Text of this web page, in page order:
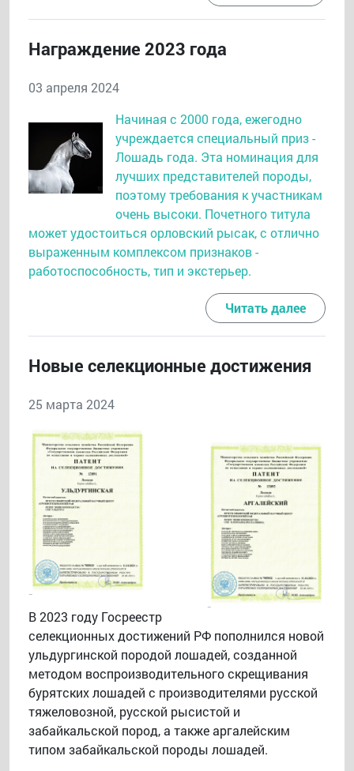
Награждение 2023 года
03 апреля 2024
Начиная с 2000 года, ежегодно
учреждается специальный приз -
Лошадь года. Эта номинация для
лучших представителей породы,
поэтому требования к участникам
очень высоки. Почетного титула
может удостоиться орловский рысак, с отлично
выраженным комплексом признаков -
работоспособность, тип и экстерьер.
Читать далее
Новые селекционные достижения
25 марта 2024
В 2023 году Госреестр
селекционных достижений РФ пополнился новой
ульдургинской породой лошадей, созданной
методом воспроизводительного скрещивания
бурятских лошадей с производителями русской
тяжеловозной, русской рысистой и
забайкальской пород, а также аргалейским
типом забайкальской породы лошадей.